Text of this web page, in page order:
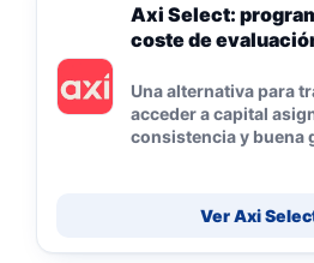
Axi Select:
coste de
Una alternativa para
acceder a capital
consistencia y buena
Ver Axi